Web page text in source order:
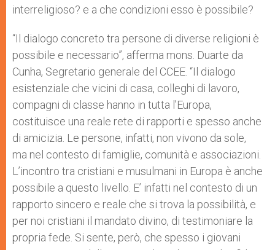
interreligioso? e a che condizioni esso è possibile?
“Il dialogo concreto tra persone di diverse religioni è
possibile e necessario”, afferma mons. Duarte da
Cunha, Segretario generale del CCEE. “Il dialogo
esistenziale che vicini di casa, colleghi di lavoro,
compagni di classe hanno in tutta l’Europa,
costituisce una reale rete di rapporti e spesso anche
di amicizia. Le persone, infatti, non vivono da sole,
ma nel contesto di famiglie, comunità e associazioni.
L’incontro tra cristiani e musulmani in Europa è anche
possibile a questo livello. E’ infatti nel contesto di un
rapporto sincero e reale che si trova la possibilità, e
per noi cristiani il mandato divino, di testimoniare la
propria fede. Si sente, però, che spesso i giovani